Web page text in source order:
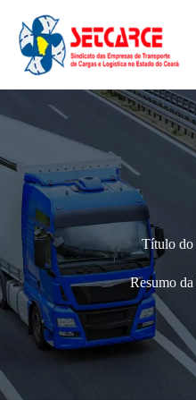
Título do
Resumo